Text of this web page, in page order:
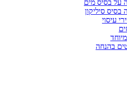
על בסיס מים
בסיס סיליקון
עיסוי
בהנחה